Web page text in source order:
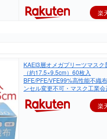
楽
KAEI3層オメガプリーツマスク
（約17.5×9.5cm）60枚入
BFE/PFE/VFE99%高性能不織
ンセル変更不可・マスク工業
楽